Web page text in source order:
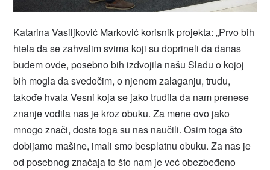
Katarina Vasiljković Marković korisnik projekta: „Prvo bih
htela da se zahvalim svima koji su doprineli da danas
budem ovde, posebno bih izdvojila našu Slađu o kojoj
bih mogla da svedočim, o njenom zalaganju, trudu,
takođe hvala Vesni koja se jako trudila da nam prenese
znanje vodila nas je kroz obuku. Za mene ovo jako
mnogo znači, dosta toga su nas naučili. Osim toga što
dobijamo mašine, imali smo besplatnu obuku. Za nas je
od posebnog značaja to što nam je već obezbeđeno